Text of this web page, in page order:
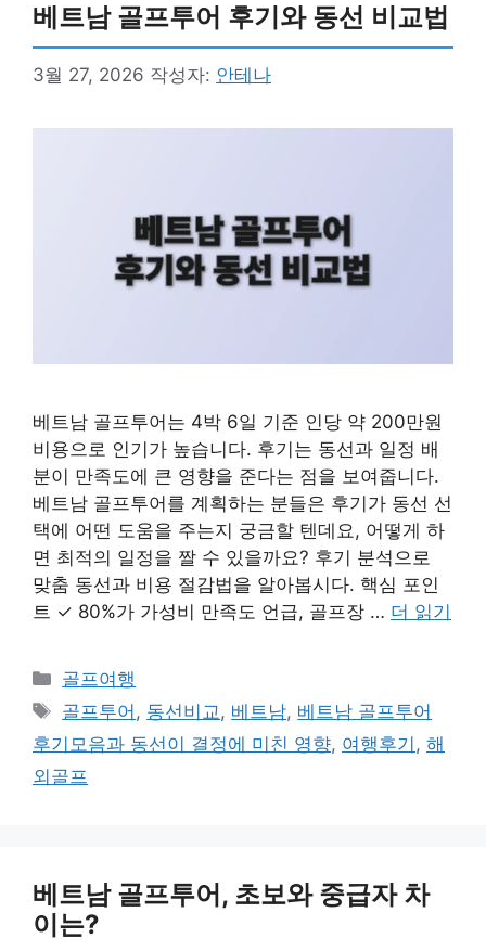
베트남 골프투어 후기와 동선 비교법
3월 27, 2026 작성자: 안테나
베트남 골프투어는 4박 6일 기준 인당 약 200만원
비용으로 인기가 높습니다. 후기는 동선과 일정 배
분이 만족도에 큰 영향을 준다는 점을 보여줍니다.
베트남 골프투어를 계획하는 분들은 후기가 동선 선
택에 어떤 도움을 주는지 궁금할 텐데요, 어떻게 하
면 최적의 일정을 짤 수 있을까요? 후기 분석으로
맞춤 동선과 비용 절감법을 알아봅시다. 핵심 포인
트 ✓ 80%가 가성비 만족도 언급, 골프장 … 더 읽기
카
테
리
골프여행
태
그
골프투어 , 동선비교, 베트남, 베트남 골프투어
후기모음과 동선이 결정에 미친 영향, 여행후기 , 해
외골프
베트남 골프투어, 초보와 중급자 차
이는?